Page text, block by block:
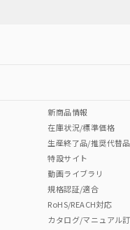
新商品情報
在庫状況/標準価格
生産終了品/推奨代替品
特設サイト
動画ライブラリ
規格認証/適合
RoHS/REACH対応
カタログ/マニュアル